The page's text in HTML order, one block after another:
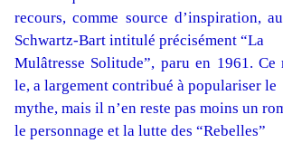
recours, comme source d’inspiration,
Schwartz-Bart intitulé précisément “La
Mulâtresse Solitude”, paru en 1961. Ce
le, a largement contribué à populariser le
mythe, mais il n’en reste pas moins un
le personnage et la lutte des “Rebelles”